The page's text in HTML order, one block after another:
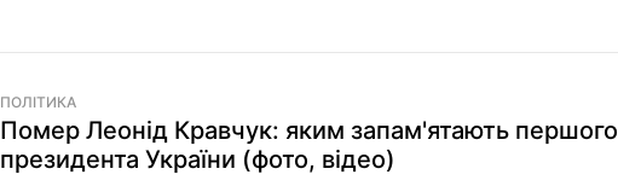
ПОЛІТИКА
Помер Леонід Кравчук: яким запам'ятають першого
президента України (фото, відео)